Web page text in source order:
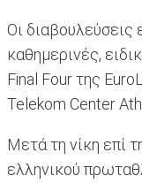
Οι διαβουλεύσεις
καθημερινές,
Final Four της
Telekom Center
Mετά τη νίκη επί
ελληνικού